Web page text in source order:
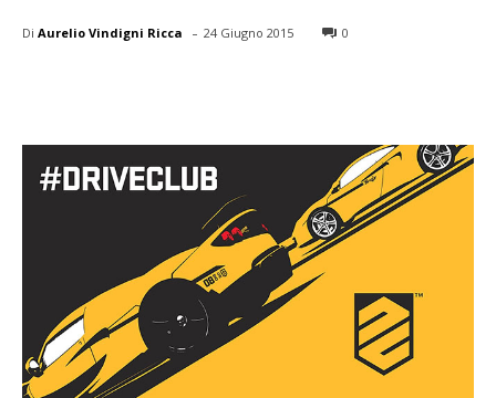
Di Aurelio Vindigni Ricca - 24 Giugno 2015 0